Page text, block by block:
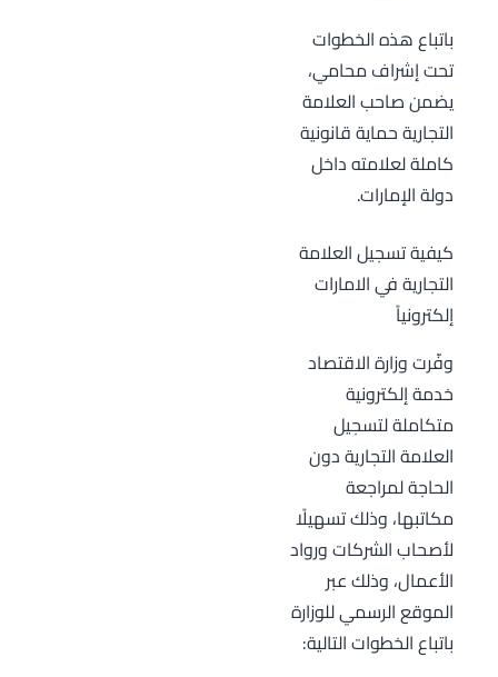
باتباع هذه الخطوات
تحت إشراف محامي،
يضمن صاحب العلامة
التجارية حماية قانونية
كاملة لعلامته داخل
دولة الإمارات.
كيفية تسجيل العلامة
التجارية في الامارات
إلكترونياً
وفّرت وزارة الاقتصاد
خدمة إلكترونية
متكاملة لتسجيل
العلامة التجارية دون
الحاجة لمراجعة
مكاتبها، وذلك تسهيلًا
لأصحاب الشركات ورواد
الأعمال، وذلك عبر
الموقع الرسمي للوزارة
باتباع الخطوات التالية: